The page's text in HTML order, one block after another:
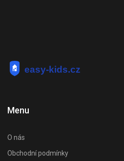
Menu
O nás
Obchodní podmínky